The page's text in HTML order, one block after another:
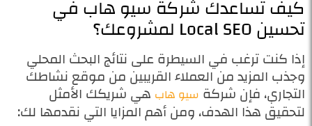
كيف تساعدك شركة سيو هاب في
تحسين Local SEO لمشروعك؟
إذا كنت ترغب في السيطرة على نتائج البحث المحلي
وجذب المزيد من العملاء القريبين من موقع نشاطك
التجاري، فإن شركة سيو هاب هي شريكك الأمثل
لتحقيق هذا الهدف، ومن أهم المزايا التي نقدمها لك: